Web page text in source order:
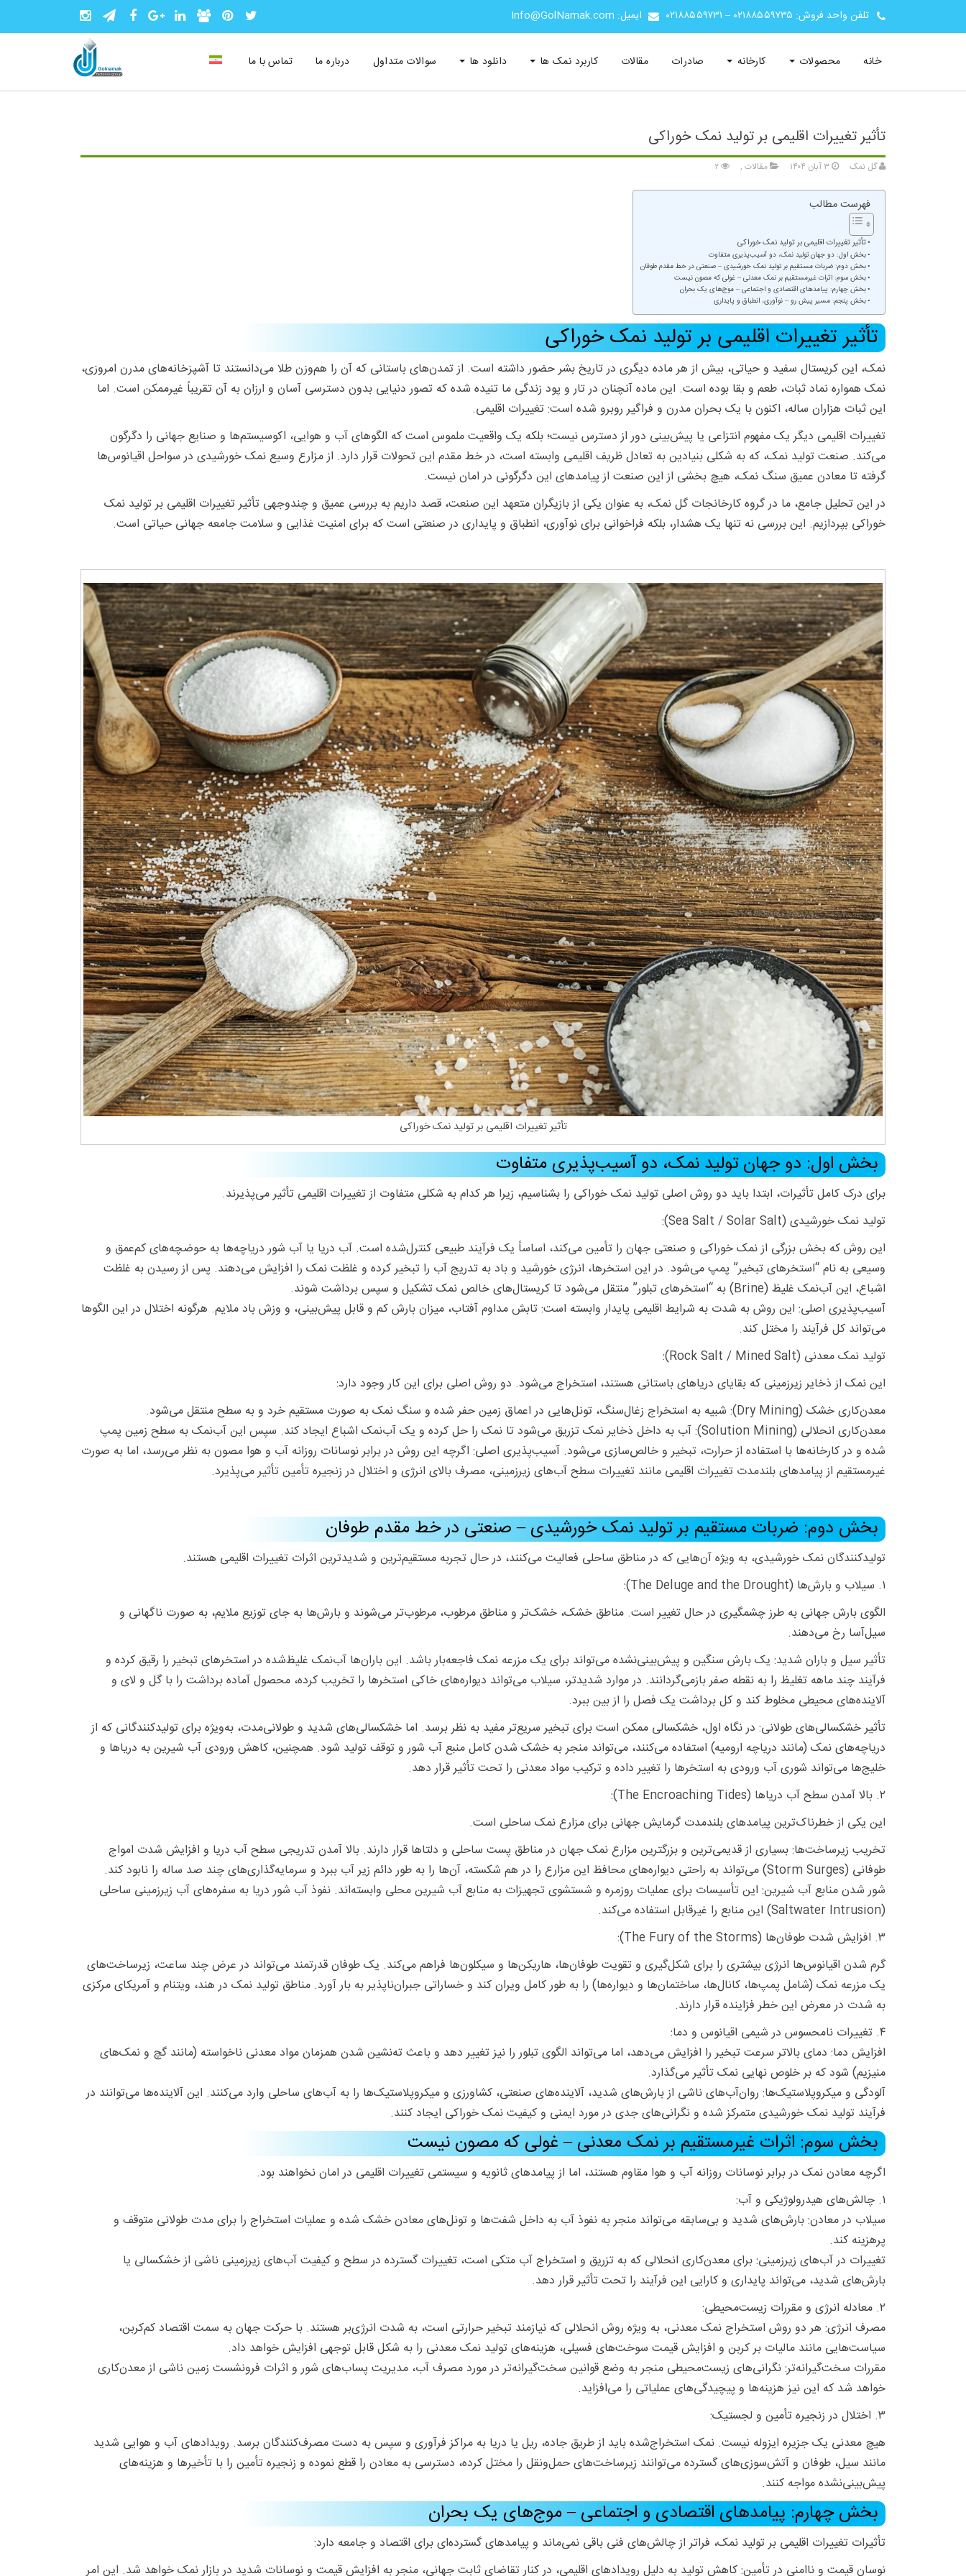
تلفن واحد فروش: ۰۲۱۸۸۵۵۹۷۳۵ – ۰۲۱۸۸۵۵۹۷۳۱ ایمیل: Info@GolNamak.com
خانه محصولات کارخانه صادرات مقالات کاربرد نمک ها دانلود ها سوالات متداول درباره ما تماس با ما
تأثیر تغییرات اقلیمی بر تولید نمک خوراکی
گل نمک مقالات ,
فهرست مطالب
تأثیر تغییرات اقلیمی بر تولید نمک خوراکی
بخش اول: دو جهان تولید نمک، دو آسیب‌پذیری متفاوت
بخش دوم: ضربات مستقیم بر تولید نمک خورشیدی – صنعتی در خط مقدم طوفان
بخش سوم: اثرات غیرمستقیم بر نمک معدنی – غولی که مصون نیست
بخش چهارم: پیامدهای اقتصادی و اجتماعی – موج‌های یک بحران
بخش پنجم: مسیر پیش رو – نوآوری، انطباق و پایداری
تأثیر تغییرات اقلیمی بر تولید نمک خوراکی
نمک، این کریستال سفید و حیاتی، بیش از هر ماده دیگری در تاریخ بشر حضور داشته است. از تمدن‌های باستانی که آن را هم‌وزن طلا می‌دانستند تا آشپزخانه‌های مدرن امروزی،
نمک همواره نماد ثبات، طعم و بقا بوده است. این ماده آنچنان در تار و پود زندگی ما تنیده شده که تصور دنیایی بدون دسترسی آسان و ارزان به آن تقریباً غیرممکن است. اما
این ثبات هزاران ساله، اکنون با یک بحران مدرن و فراگیر روبرو شده است: تغییرات اقلیمی.
تغییرات اقلیمی دیگر یک مفهوم انتزاعی یا پیش‌بینی دور از دسترس نیست؛ بلکه یک واقعیت ملموس است که الگوهای آب و هوایی، اکوسیستم‌ها و صنایع جهانی را دگرگون
می‌کند. صنعت تولید نمک، که به شکلی بنیادین به تعادل ظریف اقلیمی وابسته است، در خط مقدم این تحولات قرار دارد. از مزارع وسیع نمک خورشیدی در سواحل اقیانوس‌ها
گرفته تا معادن عمیق سنگ نمک، هیچ بخشی از این صنعت از پیامدهای این دگرگونی در امان نیست.
در این تحلیل جامع، ما در گروه کارخانجات گل نمک، به عنوان یکی از بازیگران متعهد این صنعت، قصد داریم به بررسی عمیق و چندوجهی تأثیر تغییرات اقلیمی بر تولید نمک
خوراکی بپردازیم. این بررسی نه تنها یک هشدار، بلکه فراخوانی برای نوآوری، انطباق و پایداری در صنعتی است که برای امنیت غذایی و سلامت جامعه جهانی حیاتی است.
تأثیر تغییرات اقلیمی بر تولید نمک خوراکی
بخش اول: دو جهان تولید نمک، دو آسیب‌پذیری متفاوت
برای درک کامل تأثیرات، ابتدا باید دو روش اصلی تولید نمک خوراکی را بشناسیم، زیرا هر کدام به شکلی متفاوت از تغییرات اقلیمی تأثیر می‌پذیرند.
تولید نمک خورشیدی (Sea Salt / Solar Salt):
این روش که بخش بزرگی از نمک خوراکی و صنعتی جهان را تأمین می‌کند، اساساً یک فرآیند طبیعی کنترل‌شده است. آب دریا یا آب شور دریاچه‌ها به حوضچه‌های کم‌عمق و
وسیعی به نام “استخرهای تبخیر” پمپ می‌شود. در این استخرها، انرژی خورشید و باد به تدریج آب را تبخیر کرده و غلظت نمک را افزایش می‌دهند. پس از رسیدن به غلظت
اشباع، این آب‌نمک غلیظ (Brine) به “استخرهای تبلور” منتقل می‌شود تا کریستال‌های خالص نمک تشکیل و سپس برداشت شوند.
آسیب‌پذیری اصلی: این روش به شدت به شرایط اقلیمی پایدار وابسته است: تابش مداوم آفتاب، میزان بارش کم و قابل پیش‌بینی، و وزش باد ملایم. هرگونه اختلال در این الگوها
می‌تواند کل فرآیند را مختل کند.
تولید نمک معدنی (Rock Salt / Mined Salt):
این نمک از ذخایر زیرزمینی که بقایای دریاهای باستانی هستند، استخراج می‌شود. دو روش اصلی برای این کار وجود دارد:
معدن‌کاری خشک (Dry Mining): شبیه به استخراج زغال‌سنگ، تونل‌هایی در اعماق زمین حفر شده و سنگ نمک به صورت مستقیم خرد و به سطح منتقل می‌شود.
معدن‌کاری انحلالی (Solution Mining): آب به داخل ذخایر نمک تزریق می‌شود تا نمک را حل کرده و یک آب‌نمک اشباع ایجاد کند. سپس این آب‌نمک به سطح زمین پمپ
شده و در کارخانه‌ها با استفاده از حرارت، تبخیر و خالص‌سازی می‌شود. آسیب‌پذیری اصلی: اگرچه این روش در برابر نوسانات روزانه آب و هوا مصون به نظر می‌رسد، اما به صورت
غیرمستقیم از پیامدهای بلندمدت تغییرات اقلیمی مانند تغییرات سطح آب‌های زیرزمینی، مصرف بالای انرژی و اختلال در زنجیره تأمین تأثیر می‌پذیرد.
بخش دوم: ضربات مستقیم بر تولید نمک خورشیدی – صنعتی در خط مقدم طوفان
تولیدکنندگان نمک خورشیدی، به ویژه آن‌هایی که در مناطق ساحلی فعالیت می‌کنند، در حال تجربه مستقیم‌ترین و شدیدترین اثرات تغییرات اقلیمی هستند.
۱. سیلاب و بارش‌ها (The Deluge and the Drought):
الگوی بارش جهانی به طرز چشمگیری در حال تغییر است. مناطق خشک، خشک‌تر و مناطق مرطوب، مرطوب‌تر می‌شوند و بارش‌ها به جای توزیع ملایم، به صورت ناگهانی و
سیل‌آسا رخ می‌دهند.
تأثیر سیل و باران شدید: یک بارش سنگین و پیش‌بینی‌نشده می‌تواند برای یک مزرعه نمک فاجعه‌بار باشد. این باران‌ها آب‌نمک غلیظ‌شده در استخرهای تبخیر را رقیق کرده و
فرآیند چند ماهه تغلیظ را به نقطه صفر بازمی‌گردانند. در موارد شدیدتر، سیلاب می‌تواند دیواره‌های خاکی استخرها را تخریب کرده، محصول آماده برداشت را با گل و لای و
آلاینده‌های محیطی مخلوط کند و کل برداشت یک فصل را از بین ببرد.
تأثیر خشکسالی‌های طولانی: در نگاه اول، خشکسالی ممکن است برای تبخیر سریع‌تر مفید به نظر برسد. اما خشکسالی‌های شدید و طولانی‌مدت، به‌ویژه برای تولیدکنندگانی که از
دریاچه‌های نمک (مانند دریاچه ارومیه) استفاده می‌کنند، می‌تواند منجر به خشک شدن کامل منبع آب شور و توقف تولید شود. همچنین، کاهش ورودی آب شیرین به دریاها و
خلیج‌ها می‌تواند شوری آب ورودی به استخرها را تغییر داده و ترکیب مواد معدنی را تحت تأثیر قرار دهد.
۲. بالا آمدن سطح آب دریاها (The Encroaching Tides):
این یکی از خطرناک‌ترین پیامدهای بلندمدت گرمایش جهانی برای مزارع نمک ساحلی است.
تخریب زیرساخت‌ها: بسیاری از قدیمی‌ترین و بزرگترین مزارع نمک جهان در مناطق پست ساحلی و دلتاها قرار دارند. بالا آمدن تدریجی سطح آب دریا و افزایش شدت امواج
طوفانی (Storm Surges) می‌تواند به راحتی دیواره‌های محافظ این مزارع را در هم شکسته، آن‌ها را به طور دائم زیر آب ببرد و سرمایه‌گذاری‌های چند صد ساله را نابود کند.
شور شدن منابع آب شیرین: این تأسیسات برای عملیات روزمره و شستشوی تجهیزات به منابع آب شیرین محلی وابسته‌اند. نفوذ آب شور دریا به سفره‌های آب زیرزمینی ساحلی
(Saltwater Intrusion) این منابع را غیرقابل استفاده می‌کند.
۳. افزایش شدت طوفان‌ها (The Fury of the Storms):
گرم شدن اقیانوس‌ها انرژی بیشتری را برای شکل‌گیری و تقویت طوفان‌ها، هاریکن‌ها و سیکلون‌ها فراهم می‌کند. یک طوفان قدرتمند می‌تواند در عرض چند ساعت، زیرساخت‌های
یک مزرعه نمک (شامل پمپ‌ها، کانال‌ها، ساختمان‌ها و دیواره‌ها) را به طور کامل ویران کند و خساراتی جبران‌ناپذیر به بار آورد. مناطق تولید نمک در هند، ویتنام و آمریکای مرکزی
به شدت در معرض این خطر فزاینده قرار دارند.
۴. تغییرات نامحسوس در شیمی اقیانوس و دما:
افزایش دما: دمای بالاتر سرعت تبخیر را افزایش می‌دهد، اما می‌تواند الگوی تبلور را نیز تغییر دهد و باعث ته‌نشین شدن همزمان مواد معدنی ناخواسته (مانند گچ و نمک‌های
منیزیم) شود که بر خلوص نهایی نمک تأثیر می‌گذارد.
آلودگی و میکروپلاستیک‌ها: روان‌آب‌های ناشی از بارش‌های شدید، آلاینده‌های صنعتی، کشاورزی و میکروپلاستیک‌ها را به آب‌های ساحلی وارد می‌کنند. این آلاینده‌ها می‌توانند در
فرآیند تولید نمک خورشیدی متمرکز شده و نگرانی‌های جدی در مورد ایمنی و کیفیت نمک خوراکی ایجاد کنند.
بخش سوم: اثرات غیرمستقیم بر نمک معدنی – غولی که مصون نیست
اگرچه معادن نمک در برابر نوسانات روزانه آب و هوا مقاوم هستند، اما از پیامدهای ثانویه و سیستمی تغییرات اقلیمی در امان نخواهند بود.
۱. چالش‌های هیدرولوژیکی و آب:
سیلاب در معادن: بارش‌های شدید و بی‌سابقه می‌تواند منجر به نفوذ آب به داخل شفت‌ها و تونل‌های معادن خشک شده و عملیات استخراج را برای مدت طولانی متوقف و
پرهزینه کند.
تغییرات در آب‌های زیرزمینی: برای معدن‌کاری انحلالی که به تزریق و استخراج آب متکی است، تغییرات گسترده در سطح و کیفیت آب‌های زیرزمینی ناشی از خشکسالی یا
بارش‌های شدید، می‌تواند پایداری و کارایی این فرآیند را تحت تأثیر قرار دهد.
۲. معادله انرژی و مقررات زیست‌محیطی:
مصرف انرژی: هر دو روش استخراج نمک معدنی، به ویژه روش انحلالی که نیازمند تبخیر حرارتی است، به شدت انرژی‌بر هستند. با حرکت جهان به سمت اقتصاد کم‌کربن،
سیاست‌هایی مانند مالیات بر کربن و افزایش قیمت سوخت‌های فسیلی، هزینه‌های تولید نمک معدنی را به شکل قابل توجهی افزایش خواهد داد.
مقررات سخت‌گیرانه‌تر: نگرانی‌های زیست‌محیطی منجر به وضع قوانین سخت‌گیرانه‌تر در مورد مصرف آب، مدیریت پساب‌های شور و اثرات فرونشست زمین ناشی از معدن‌کاری
خواهد شد که این نیز هزینه‌ها و پیچیدگی‌های عملیاتی را می‌افزاید.
۳. اختلال در زنجیره تأمین و لجستیک:
هیچ معدنی یک جزیره ایزوله نیست. نمک استخراج‌شده باید از طریق جاده، ریل یا دریا به مراکز فرآوری و سپس به دست مصرف‌کنندگان برسد. رویدادهای آب و هوایی شدید
مانند سیل، طوفان و آتش‌سوزی‌های گسترده می‌توانند زیرساخت‌های حمل‌ونقل را مختل کرده، دسترسی به معادن را قطع نموده و زنجیره تأمین را با تأخیرها و هزینه‌های
پیش‌بینی‌نشده مواجه کنند.
بخش چهارم: پیامدهای اقتصادی و اجتماعی – موج‌های یک بحران
تأثیرات تغییرات اقلیمی بر تولید نمک، فراتر از چالش‌های فنی باقی نمی‌ماند و پیامدهای گسترده‌ای برای اقتصاد و جامعه دارد:
نوسان قیمت و ناامنی در تأمین: کاهش تولید به دلیل رویدادهای اقلیمی، در کنار تقاضای ثابت جهانی، منجر به افزایش قیمت و نوسانات شدید در بازار نمک خواهد شد. این امر